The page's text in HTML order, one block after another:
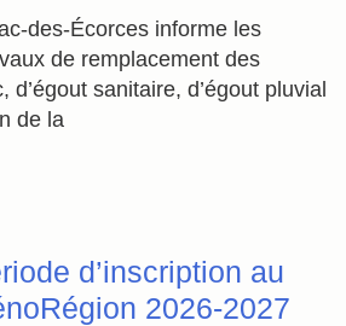
des-Écorces informe les
de remplacement des
d’égout sanitaire, d’égout pluvial
de la
d’inscription au
2026-2027